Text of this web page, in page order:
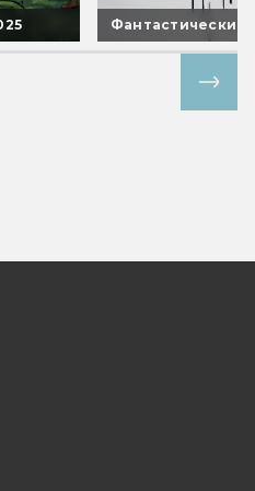
Фантастические